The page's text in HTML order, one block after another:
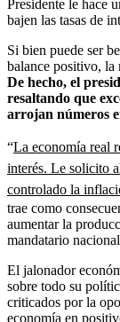
Presidente le hace
bajen las tasas de
Si bien puede ser
balance positivo, la
De hecho, el
resaltando que
arrojan números
“La economía real
interés. Le solicito
controlado la
trae como
aumentar la
mandatario
El jalonador
sobre todo su
criticados por la
economía en